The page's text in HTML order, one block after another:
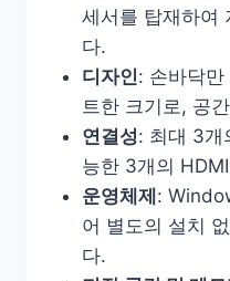
세서를 탑재하여
다.
디자인: 손바닥만
트한 크기로, 공
연결성: 최대 3개
능한 3개의
운영체제 :
어 별도의 설치
다.